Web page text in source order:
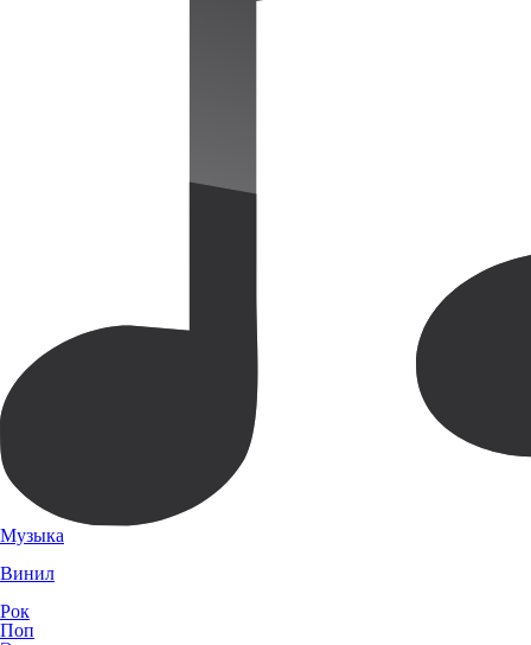
Музыка
Винил
Рок
Поп